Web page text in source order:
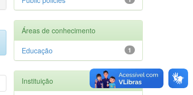
Áreas de conhecimento
1
Educação
Instituição